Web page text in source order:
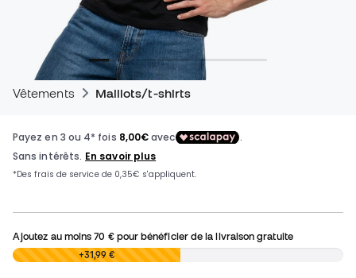
Vêtements Maillots/t-shirts
Ajoutez au moins70 €pour bénéficier de la livraison gratuite
0,00 € +31,99 €